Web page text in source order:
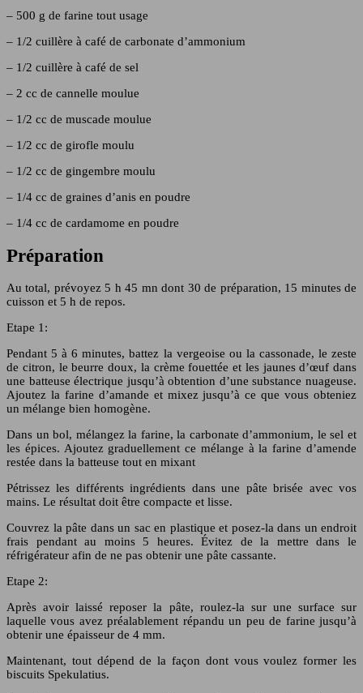
– 500 g de farine tout usage
– 1/2 cuillère à café de carbonate d’ammonium
– 1/2 cuillère à café de sel
– 2 cc de cannelle moulue
– 1/2 cc de muscade moulue
– 1/2 cc de girofle moulu
– 1/2 cc de gingembre moulu
– 1/4 cc de graines d’anis en poudre
– 1/4 cc de cardamome en poudre
Préparation
Au total, prévoyez 5 h 45 mn dont 30 de préparation, 15 minutes de
cuisson et 5 h de repos.
Etape 1:
Pendant 5 à 6 minutes, battez la vergeoise ou la cassonade, le zeste
de citron, le beurre doux, la crème fouettée et les jaunes d’œuf dans
une batteuse électrique jusqu’à obtention d’une substance nuageuse.
Ajoutez la farine d’amande et mixez jusqu’à ce que vous obteniez
un mélange bien homogène.
Dans un bol, mélangez la farine, la carbonate d’ammonium, le sel et
les épices. Ajoutez graduellement ce mélange à la farine d’amende
restée dans la batteuse tout en mixant
Pétrissez les différents ingrédients dans une pâte brisée avec vos
mains. Le résultat doit être compacte et lisse.
Couvrez la pâte dans un sac en plastique et posez-la dans un endroit
frais pendant au moins 5 heures. Évitez de la mettre dans le
réfrigérateur afin de ne pas obtenir une pâte cassante.
Etape 2:
Après avoir laissé reposer la pâte, roulez-la sur une surface sur
laquelle vous avez préalablement répandu un peu de farine jusqu’à
obtenir une épaisseur de 4 mm.
Maintenant, tout dépend de la façon dont vous voulez former les
biscuits Spekulatius.